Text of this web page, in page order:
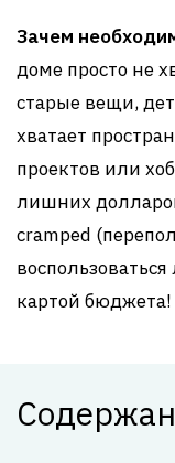
Зачем
доме просто не
старые вещи,
хватает
проектов или
лишних
cramped
картой бюджета!